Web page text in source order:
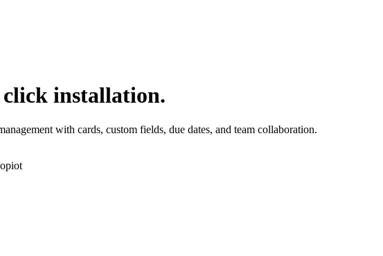
click installation.
with cards, custom fields, due dates, and team collaboration.